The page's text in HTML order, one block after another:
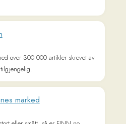
selge hytta di, finne en
and
Technology. Located in
Specializing in technology
students.